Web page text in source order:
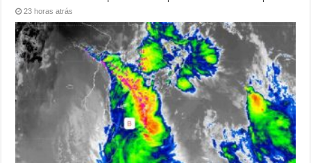
23 horas atrás